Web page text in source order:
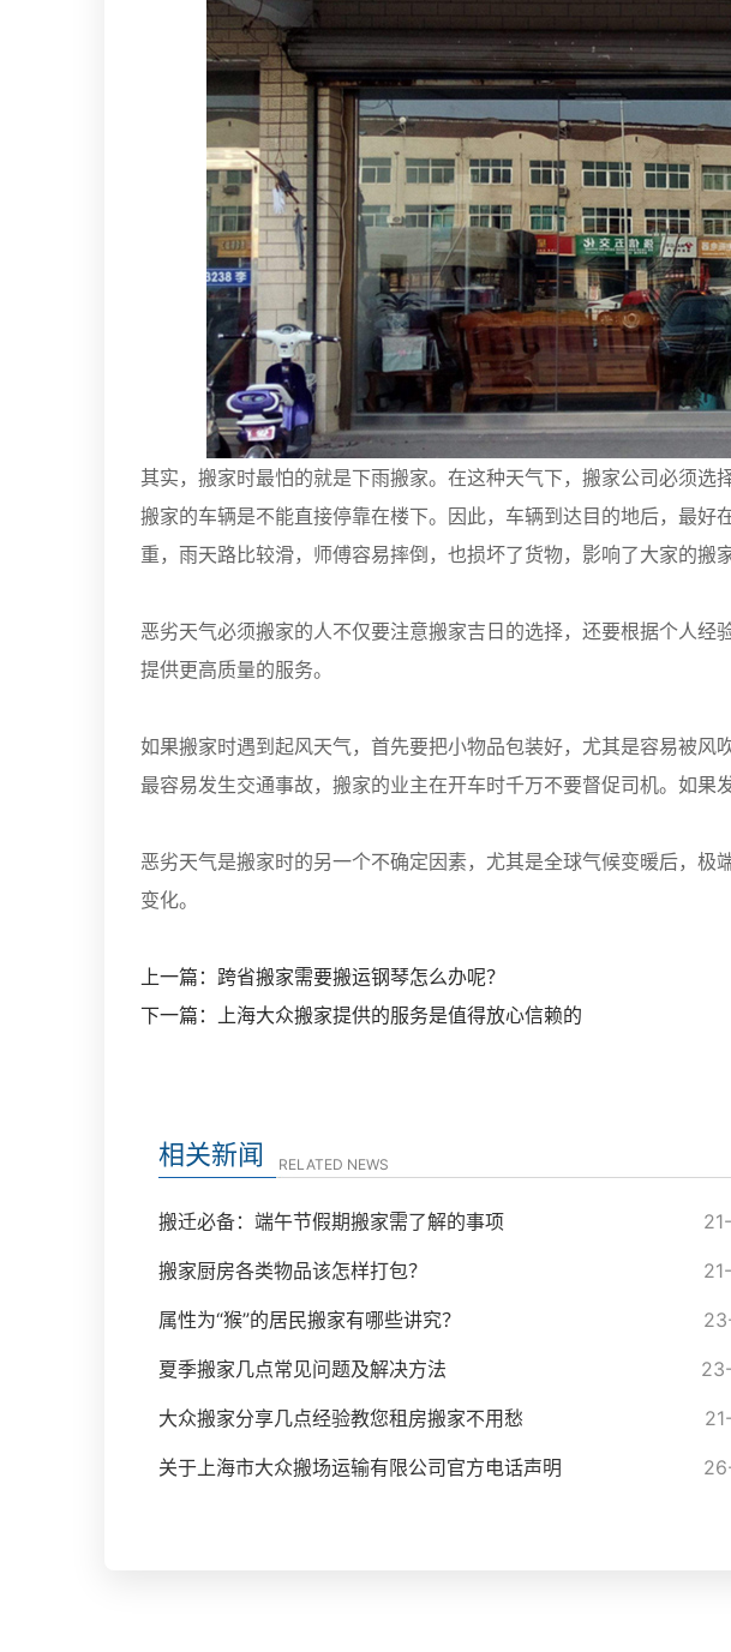
其实，搬家时最怕的就是下雨搬家。在这种天气下，搬家公司必须
搬家的车辆是不能直接停靠在楼下。因此，车辆到达目的地后，最
重，雨天路比较滑，师傅容易摔倒，也损坏了货物，影响了大家的搬
恶劣天气必须搬家的人不仅要注意搬家吉日的选择，还要根据个人
提供更高质量的服务。
如果搬家时遇到起风天气，首先要把小物品包装好，尤其是容易被
最容易发生交通事故，搬家的业主在开车时千万不要督促司机。如果
恶劣天气是搬家时的另一个不确定因素，尤其是全球气候变暖后，
变化。
上一篇：跨省搬家需要搬运钢琴怎么办呢？
下一篇：上海大众搬家提供的服务是值得放心信赖的
相关新闻 RELATED NEWS
搬迁必备：端午节假期搬家需了解的事项
搬家厨房各类物品该怎样打包？
属性为“猴”的居民搬家有哪些讲究？
夏季搬家几点常见问题及解决方法
大众搬家分享几点经验教您租房搬家不用愁
关于上海市大众搬场运输有限公司官方电话声明